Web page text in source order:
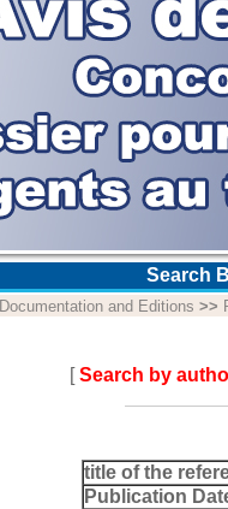
Search
Documentation and Editions >>
[Search by
title of the
Publication